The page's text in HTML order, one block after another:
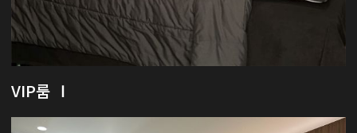
VIP룸 Ⅰ